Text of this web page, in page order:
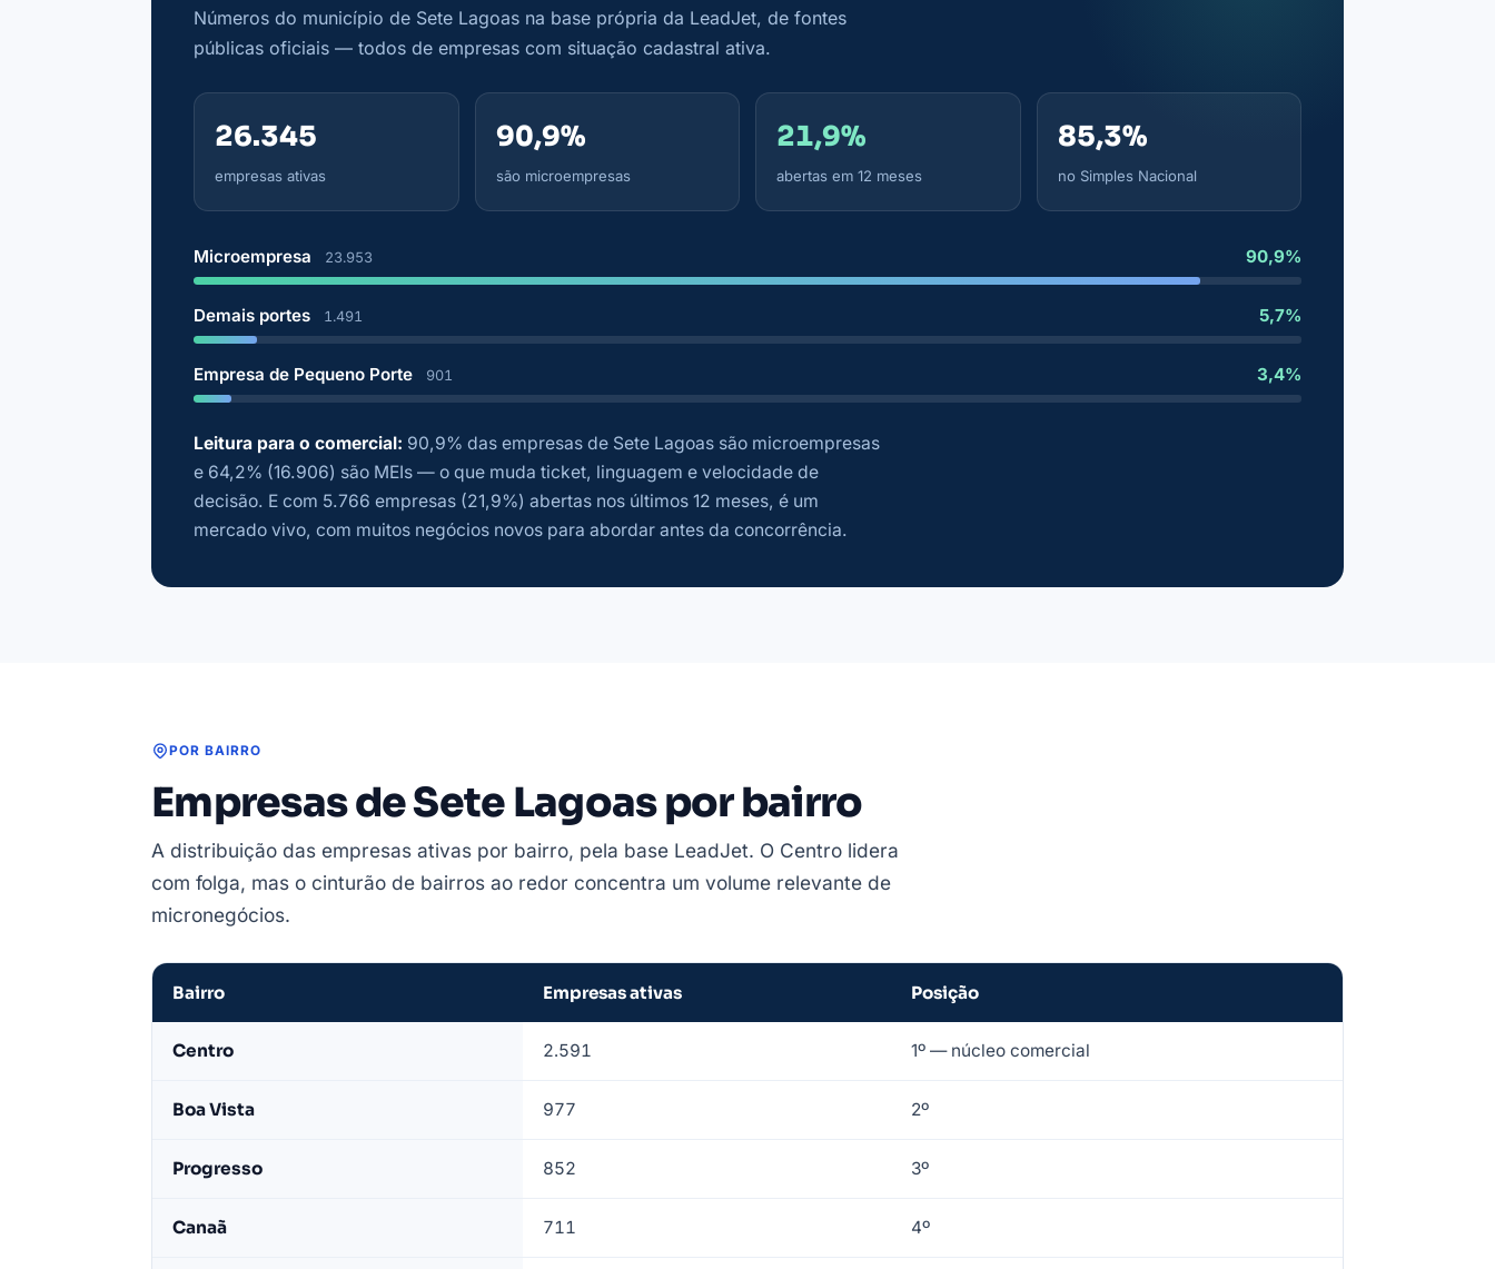
Números do município de Sete Lagoas na base própria da LeadJet, de fontes
públicas oficiais — todos de empresas com situação cadastral ativa.
26.345
empresas ativas
90,9%
são microempresas
21,9%
abertas em 12 meses
85,3%
no Simples Nacional
Microempresa 23.953 90,9%
Demais portes 1.491 5,7%
Empresa de Pequeno Porte 901 3,4%
Leitura para o comercial: 90,9% das empresas de Sete Lagoas são microempresas
e 64,2% (16.906) são MEIs — o que muda ticket, linguagem e velocidade de
decisão. E com 5.766 empresas (21,9%) abertas nos últimos 12 meses, é um
mercado vivo, com muitos negócios novos para abordar antes da concorrência.
POR BAIRRO
Empresas de Sete Lagoas por bairro
A distribuição das empresas ativas por bairro, pela base LeadJet. O Centro lidera
com folga, mas o cinturão de bairros ao redor concentra um volume relevante de
micronegócios.
Lagoas
bairro
base
Bairro Empresas ativas Posição
Centro 2.591 1º — núcleo comercial
Boa Vista 977 2º
Progresso 852 3º
Canaã 711 4º